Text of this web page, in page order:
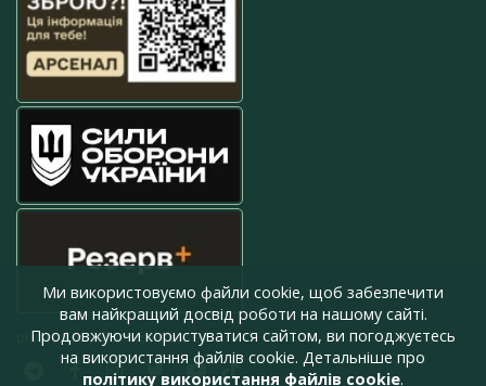
press@armyinform.com.ua
Ми використовуємо файли cookie, щоб забезпечити
вам найкращий досвід роботи на нашому сайті.
Продовжуючи користуватися сайтом, ви погоджуєтесь
на використання файлів cookie. Детальніше про
політику використання файлів cookie.